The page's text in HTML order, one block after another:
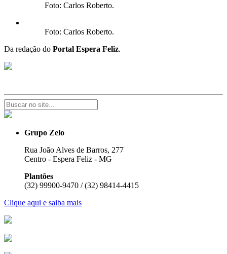
Foto: Carlos Roberto.
Foto: Carlos Roberto.
Da redação do Portal Espera Feliz.
Grupo Zelo
Rua João Alves de Barros, 277
Centro - Espera Feliz - MG
Plantões
(32) 99900-9470 / (32) 98414-4415
Clique aqui e saiba mais